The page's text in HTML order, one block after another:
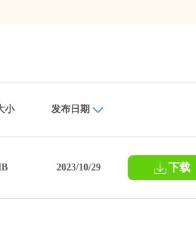
小 发布日期
2023/10/29 下载